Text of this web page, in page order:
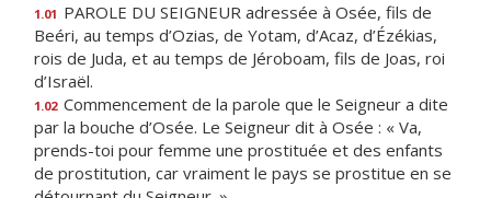
1.01 PAROLE DU SEIGNEUR adressée à Osée, fils de
Beéri, au temps d’Ozias, de Yotam, d’Acaz, d’Ézékias,
rois de Juda, et au temps de Jéroboam, fils de Joas, roi
d’Israël.
1.02 Commencement de la parole que le Seigneur a dite
par la bouche d’Osée. Le Seigneur dit à Osée : « Va,
prends-toi pour femme une prostituée et des enfants
de prostitution, car vraiment le pays se prostitue en se